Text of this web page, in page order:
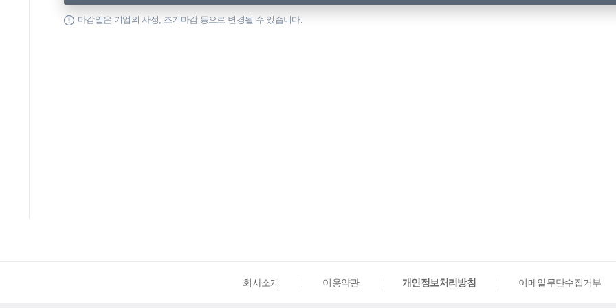
마감일은 기업의 사정, 조기마감 등으로 변경될 수 있습니다.
회사소개 이용약관 개인정보처리방침 이메일무단수집거부